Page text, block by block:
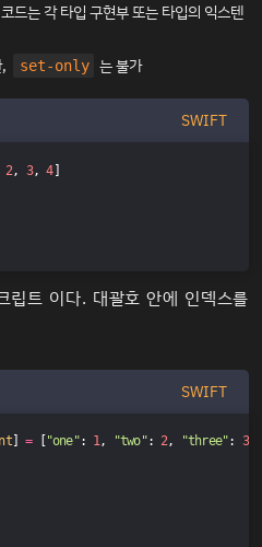
드는 각 타입 구현부 또는 타입의 익스텐
set-only 는 불가
SWIFT
2, 3, 4]
립트 이다. 대괄호 안에 인덱스를
SWIFT
] = [ "one": 1, "two": 2, "three": 3]